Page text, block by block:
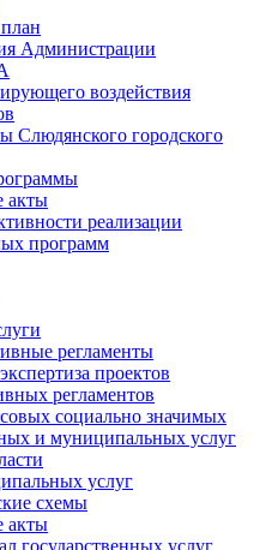
Администрации
воздействия
Слюдянского городского
акты
реализации
программ
регламенты
проектов
регламентов
социально значимых
и муниципальных услуг
услуг
схемы
акты